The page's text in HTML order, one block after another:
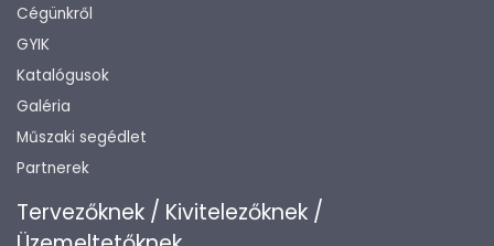
Cégünkről
GYIK
Katalógusok
Galéria
Műszaki segédlet
Partnerek
Tervezőknek / Kivitelezőknek /